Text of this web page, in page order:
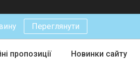
Переглянути
пропозиції Новинки сайту